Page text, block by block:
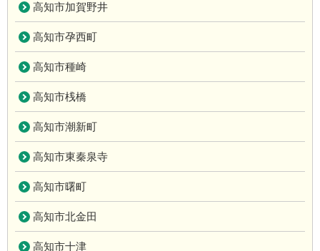
高知市加賀野井
高知市孕西町
高知市種崎
高知市桟橋
高知市潮新町
高知市東秦泉寺
高知市曙町
高知市北金田
高知市十津